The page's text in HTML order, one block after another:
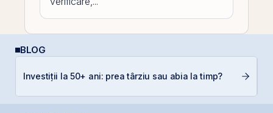
BLOG
Investiții la 50+ ani: prea târziu sau abia la timp?